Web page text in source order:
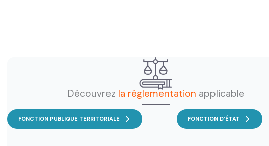
Découvrez la réglementation applicable
FONCTION PUBLIQUE TERRITORIALE FONCTION D’ÉTAT